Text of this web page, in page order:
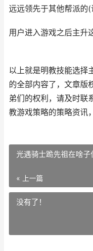
远远领先于其他帮派的
用户进入游戏之后主升
以上就是明教技能选择
的全部内容了，文章版
弟们的权利，请及时联
教游戏策略的策略资讯
光遇骑士跪先祖在啥
« 上一篇
没有了！